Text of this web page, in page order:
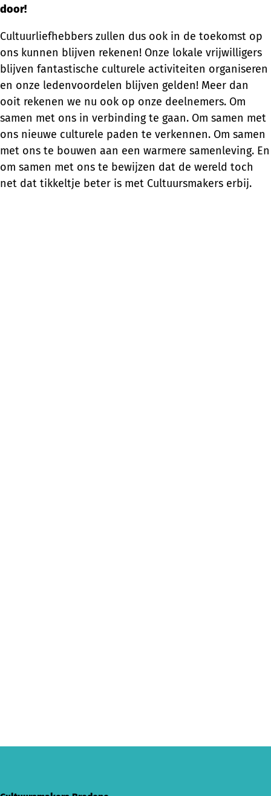
door!
Cultuurliefhebbers zullen dus ook in de toekomst op
ons kunnen blijven rekenen! Onze lokale vrijwilligers
blijven fantastische culturele activiteiten organiseren
en onze ledenvoordelen blijven gelden! Meer dan
ooit rekenen we nu ook op onze deelnemers. Om
samen met ons in verbinding te gaan. Om samen met
ons nieuwe culturele paden te verkennen. Om samen
met ons te bouwen aan een warmere samenleving. En
om samen met ons te bewijzen dat de wereld toch
net dat tikkeltje beter is met Cultuursmakers erbij.